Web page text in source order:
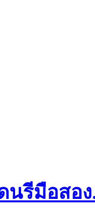
นรีมือสอง